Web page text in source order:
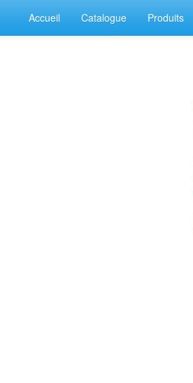
Accueil Catalogue Produits